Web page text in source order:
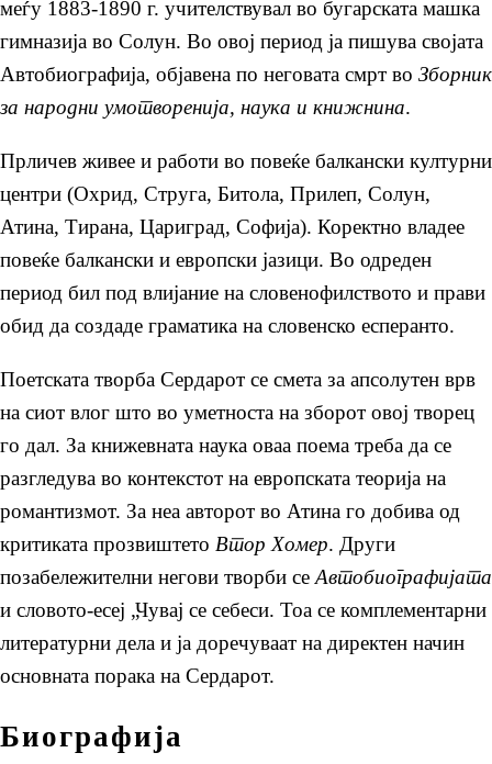
меѓу 1883-1890 г. учителствувал во бугарската машка
гимназија во Солун. Во овој период ја пишува својата
Автобиографија, објавена по неговата смрт во Зборник
за народни умотворенија, наука и книжнина.
Прличев живее и работи во повеќе балкански културни
центри (Охрид, Струга, Битола, Прилеп, Солун,
Атина, Тирана, Цариград, Софија). Коректно владее
повеќе балкански и европски јазици. Во одреден
период бил под влијание на словенофилството и прави
обид да создаде граматика на словенско есперанто.
Поетската творба Сердарот се смета за апсолутен врв
на сиот влог што во уметноста на зборот овој творец
го дал. За книжевната наука оваа поема треба да се
разгледува во контекстот на европската теорија на
романтизмот. За неа авторот во Атина го добива од
критиката прозвиштето Втор Хомер. Други
позабележителни негови творби се Автобиографијата
и словото-есеј „Чувај се себеси. Тоа се комплементарни
литературни дела и ја доречуваат на директен начин
основната порака на Сердарот.
Биографија